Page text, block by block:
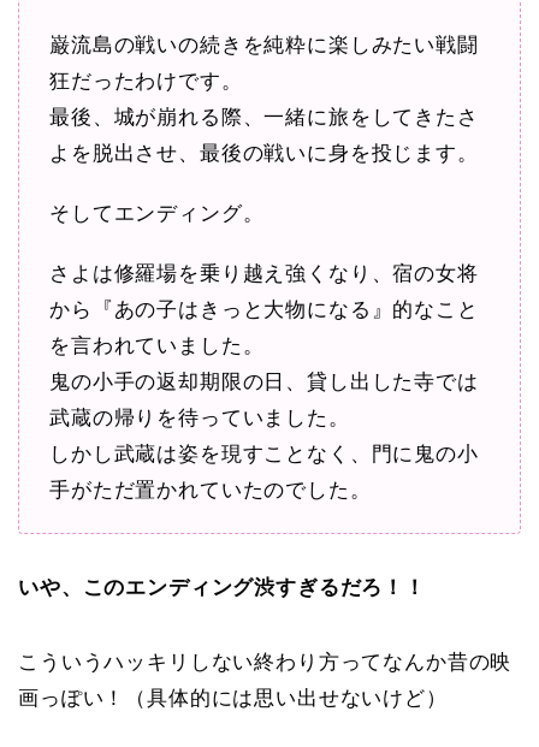
巌流島の戦いの続きを純粋に楽しみたい戦闘
狂だったわけです。
最後、城が崩れる際、一緒に旅をしてきたさ
よを脱出させ、最後の戦いに身を投じます。
そしてエンディング。
さよは修羅場を乗り越え強くなり、宿の女将
から『あの子はきっと大物になる』的なこと
を言われていました。
鬼の小手の返却期限の日、貸し出した寺では
武蔵の帰りを待っていました。
しかし武蔵は姿を現すことなく、門に鬼の小
手がただ置かれていたのでした。
いや、このエンディング渋すぎるだろ！！
こういうハッキリしない終わり方ってなんか昔の映
画っぽい！（具体的には思い出せないけど）